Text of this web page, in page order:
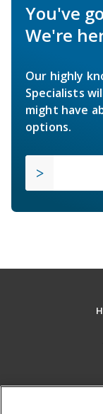
You've
We're
Our highly
Specialists
might have
options.